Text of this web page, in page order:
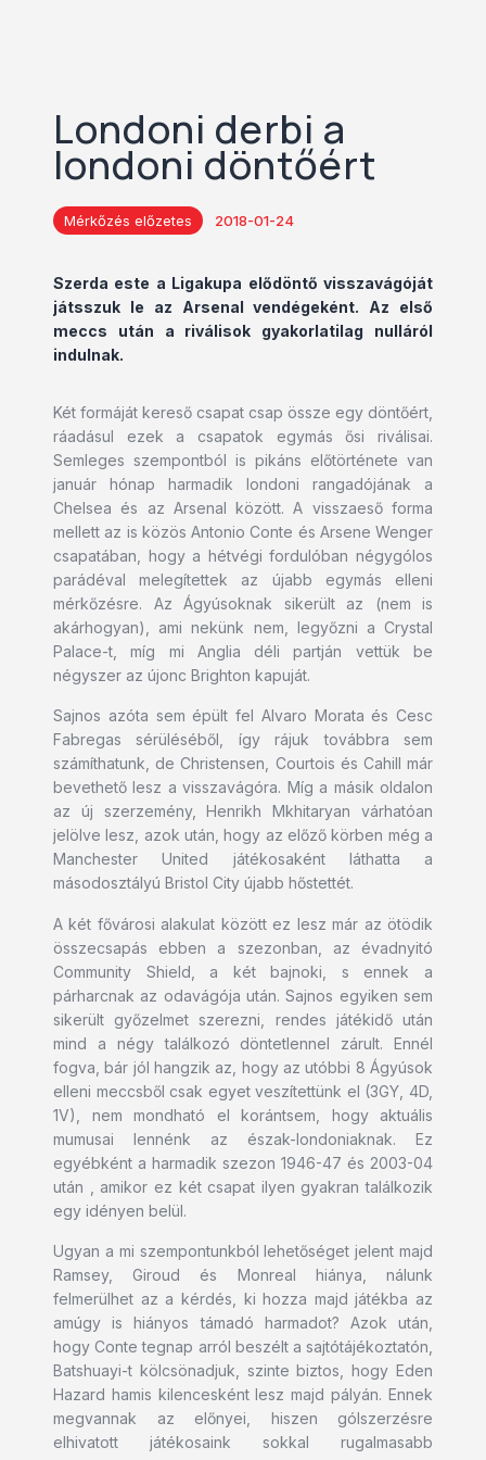
Londoni derbi a
londoni döntőért
Mérkőzés előzetes 2018-01-24
Szerda este a Ligakupa elődöntő visszavágóját
játsszuk le az Arsenal vendégeként. Az első
meccs után a riválisok gyakorlatilag nulláról
indulnak.
Két formáját kereső csapat csap össze egy döntőért,
ráadásul ezek a csapatok egymás ősi riválisai.
Semleges szempontból is pikáns előtörténete van
január hónap harmadik londoni rangadójának a
Chelsea és az Arsenal között. A visszaeső forma
mellett az is közös Antonio Conte és Arsene Wenger
csapatában, hogy a hétvégi fordulóban négygólos
parádéval melegítettek az újabb egymás elleni
mérkőzésre. Az Ágyúsoknak sikerült az (nem is
akárhogyan), ami nekünk nem, legyőzni a Crystal
Palace-t, míg mi Anglia déli partján vettük be
négyszer az újonc Brighton kapuját.
Sajnos azóta sem épült fel Alvaro Morata és Cesc
Fabregas sérüléséből, így rájuk továbbra sem
számíthatunk, de Christensen, Courtois és Cahill már
bevethető lesz a visszavágóra. Míg a másik oldalon
az új szerzemény, Henrikh Mkhitaryan várhatóan
jelölve lesz, azok után, hogy az előző körben még a
Manchester United játékosaként láthatta a
másodosztályú Bristol City újabb hőstettét.
A két fővárosi alakulat között ez lesz már az ötödik
összecsapás ebben a szezonban, az évadnyitó
Community Shield, a két bajnoki, s ennek a
párharcnak az odavágója után. Sajnos egyiken sem
sikerült győzelmet szerezni, rendes játékidő után
mind a négy találkozó döntetlennel zárult. Ennél
fogva, bár jól hangzik az, hogy az utóbbi 8 Ágyúsok
elleni meccsből csak egyet veszítettünk el (3GY, 4D,
1V), nem mondható el korántsem, hogy aktuális
mumusai lennénk az észak-londoniaknak. Ez
egyébként a harmadik szezon 1946-47 és 2003-04
után , amikor ez két csapat ilyen gyakran találkozik
egy idényen belül.
Ugyan a mi szempontunkból lehetőséget jelent majd
Ramsey, Giroud és Monreal hiánya, nálunk
felmerülhet az a kérdés, ki hozza majd játékba az
amúgy is hiányos támadó harmadot? Azok után,
hogy Conte tegnap arról beszélt a sajtótájékoztatón,
Batshuayi-t kölcsönadjuk, szinte biztos, hogy Eden
Hazard hamis kilencesként lesz majd pályán. Ennek
megvannak az előnyei, hiszen gólszerzésre
elhivatott játékosaink sokkal rugalmasabb